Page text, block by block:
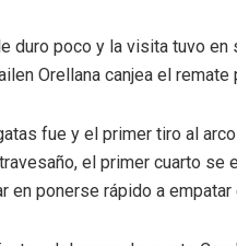
duro poco y la visita tuvo en
Orellana canjea el
fue y el primer tiro al
el primer cuarto se
en ponerse rápido a empatar